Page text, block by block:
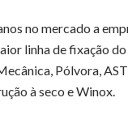
no mercado a
linha de fixação
Pólvora,
à seco e Winox.